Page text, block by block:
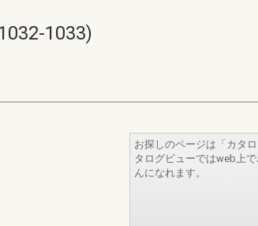
1033)
お探しのページは「カタ
タログビューではweb上
んになれます。